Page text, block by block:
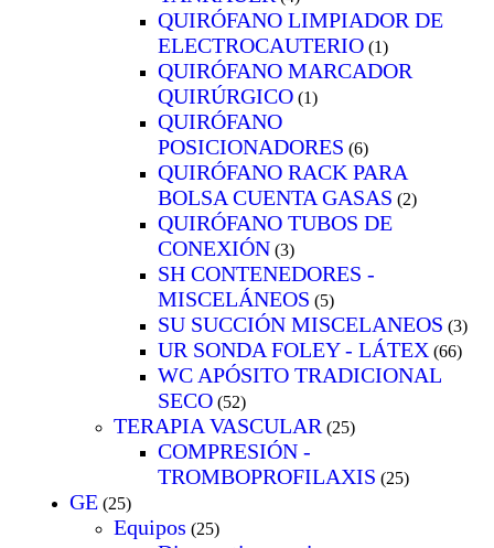
QUIRÓFANO LIMPIADOR DE
ELECTROCAUTERIO (1)
QUIRÓFANO MARCADOR
QUIRÚRGICO (1)
QUIRÓFANO
POSICIONADORES (6)
QUIRÓFANO RACK PARA
BOLSA CUENTA GASAS (2)
QUIRÓFANO TUBOS DE
CONEXIÓN (3)
SH CONTENEDORES -
MISCELÁNEOS (5)
SU SUCCIÓN MISCELANEOS (3)
UR SONDA FOLEY - LÁTEX (66)
WC APÓSITO TRADICIONAL
SECO (52)
TERAPIA VASCULAR (25)
COMPRESIÓN -
TROMBOPROFILAXIS (25)
GE (25)
Equipos (25)